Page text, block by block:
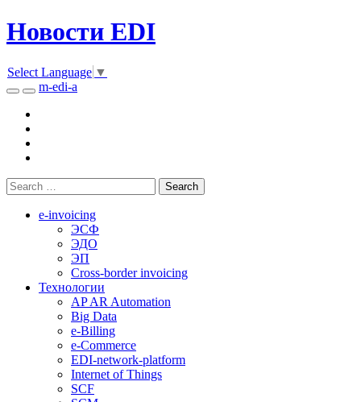
Новости EDI
Select Language ▼
m-edi-a
e-invoicing
ЭСФ
ЭДО
ЭП
Cross-border invoicing
Технологии
AP AR Automation
Big Data
e-Billing
e-Commerce
EDI-network-platform
Internet of Things
SCF